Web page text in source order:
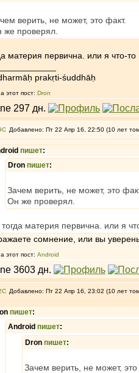
верить, не может, это факт.
же проверял.
материя первична. или я что-
prakṛti-śuddhāḥ
этот пост: Dron
Добавлено: Пт 22 Апр 16, 22:50 (10 лет
пишет:
Dron пишет:
Зачем верить, не может, это
Он же проверял.
тогда материя первична. или я
сомнение, или вы
этот пост: Android
Добавлено: Пт 22 Апр 16, 23:02 (10 лет
пишет:
Android пишет:
Dron пишет:
Зачем верить, не может, это